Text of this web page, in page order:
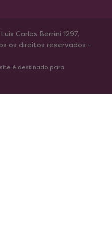
Carlos Berrini 1297,
os direitos reservados -
é destinado para